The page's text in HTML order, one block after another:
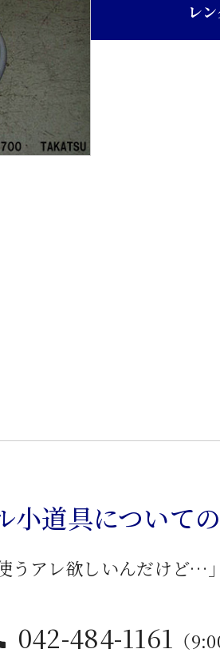
レ
小道具について
うアレ欲しいんだけど…
042-484-1161 （